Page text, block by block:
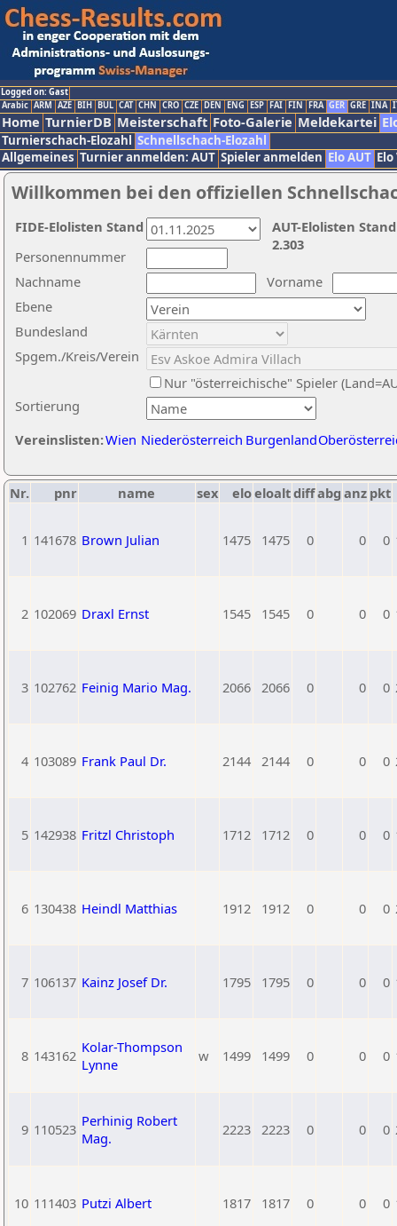
Logged on: Gast
Arabic ARM AZE BIH BUL CAT CHN CRO CZE DEN ENG ESP FAI FIN FRA GER GRE INA
Home TurnierDB Meisterschaft Foto-Galerie Meldekartei
Turnierschach-Elozahl Schnellschach-Elozahl
Allgemeines Turnier anmelden: AUT Spieler anmelden Elo AUT
Willkommen bei den offiziellen
Nachname
Vorname
Ebene
Sortierung
Personennummer
Bundesland
Spgem./Kreis/Verein
Nur "österreichische" Spieler
Vereinslisten:Wien Niederösterreich Burgenland
AUT-Elolisten
2.303
FIDE-Elolisten Stand
Nr. pnr name sex eloeloaltdiffabg anz pkt
1 141678 Brown Julian 1475 1475 0 0 0
2 102069 Draxl Ernst 1545 1545 0 0 0
3 102762 Feinig Mario Mag. 2066 2066 0 0 0
4 103089 Frank Paul Dr. 2144 2144 0 0 0
5 142938 Fritzl Christoph 1712 1712 0 0 0
6 130438 Heindl Matthias 1912 1912 0 0 0
7 106137 Kainz Josef Dr. 1795 1795 0 0 0
8 143162 Kolar-Thompson
Lynne
w 1499 1499 0 0 0
9 110523 Perhinig Robert
Mag.
2223 2223 0 0 0
10 111403 Putzi Albert 1817 1817 0 0 0